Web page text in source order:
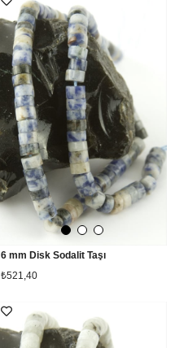
6 mm Disk Sodalit Taşı
₺521,40